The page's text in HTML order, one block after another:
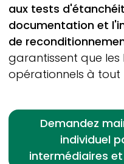
aux tests
documentation et
de
garantissent que les
opérationnels à tout
Demandez
individuel
intermédiaires